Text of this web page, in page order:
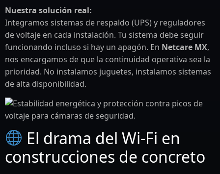
Nuestra solución real:
Integramos sistemas de respaldo (UPS) y reguladores
de voltaje en cada instalación. Tu sistema debe seguir
funcionando incluso si hay un apagón. En Netcare MX,
nos encargamos de que la continuidad operativa sea la
prioridad. No instalamos juguetes, instalamos sistemas
de alta disponibilidad.
El drama del Wi-Fi en
construcciones de concreto